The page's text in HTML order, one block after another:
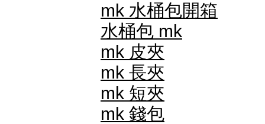
mk 水桶包開箱
水桶包 mk
mk 皮夾
mk 長夾
mk 短夾
mk 錢包